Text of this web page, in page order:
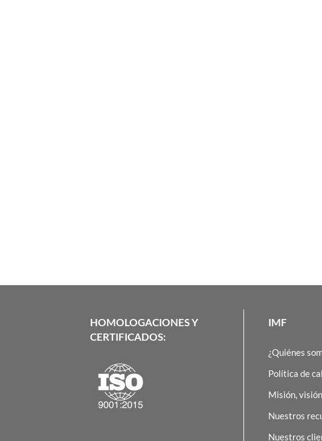
HOMOLOGACIONES Y
CERTIFICADOS:
IMF
¿Quiénes
Política de
Misión,
Nuestros
Nuestros